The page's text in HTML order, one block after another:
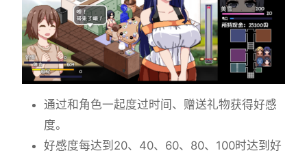
通过和角色一起度过时间、赠送礼物获得好感
度。
好感度每达到20、40、60、80、100时达到好